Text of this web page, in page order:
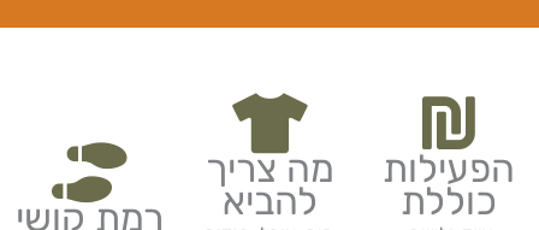
הפעילות
כוללת
מה צריך
להביא רמת קושי